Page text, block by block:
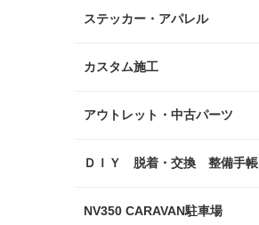
ステッカー・アパレル
カスタム施工
アウトレット・中古パーツ
ＤＩＹ 脱着・交換 整備手帳
NV350 CARAVAN駐車場